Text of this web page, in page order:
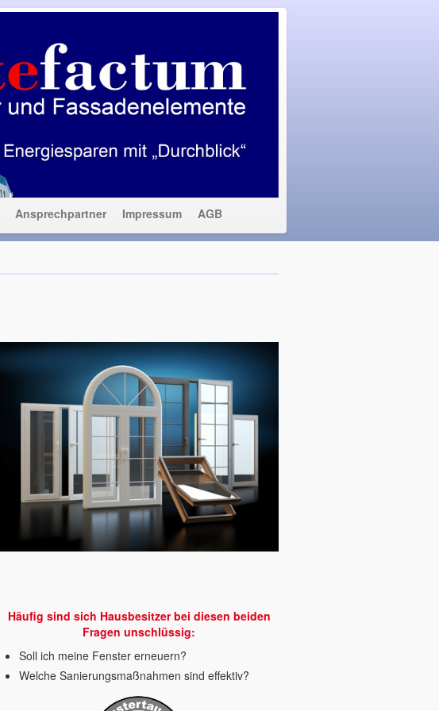
Ansprechpartner Impressum AGB
Häufig sind sich Hausbesitzer bei diesen beiden
Fragen unschlüssig:
Soll ich meine Fenster erneuern?
Welche Sanierungsmaßnahmen sind effektiv?